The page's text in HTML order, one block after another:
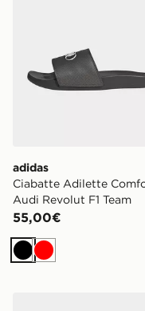
adidas
Ciabatte Adilette
Audi Revolut F1 Team
55,00€
NeroRosso